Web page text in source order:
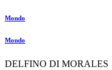
Mondo
Mondo
DELFINO DI MORALES